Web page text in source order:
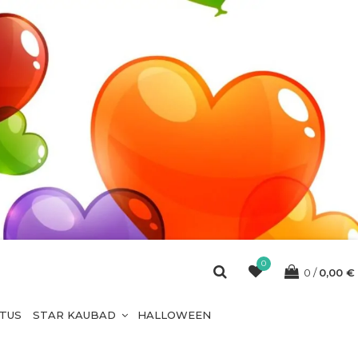
0
0 0,00 €
STAR KAUBAD HALLOWEEN